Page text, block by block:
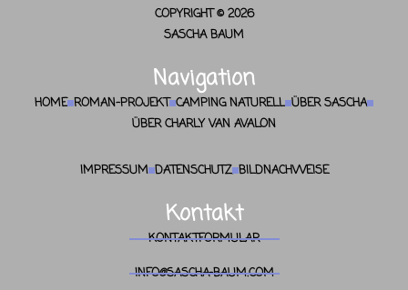
COPYRIGHT © 2026
SASCHA BAUM
Navigation
HOME ROMAN-PROJEKT CAMPING NATURELL ÜBER SASCHA
ÜBER CHARLY VAN AVALON
IMPRESSUM DATENSCHUTZ BILDNACHWEISE
Kontakt
KONTAKTFORMULAR
INFO@SASCHA-BAUM.COM